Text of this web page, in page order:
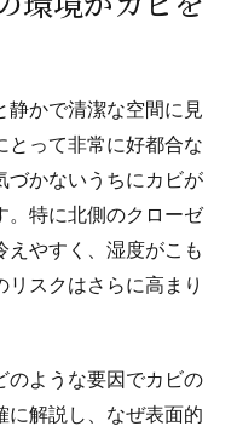
静かで清潔な空間に見
とって非常に好都合な
づかないうちにカビが
。特に北側のクローゼ
えやすく、湿度がこも
リスクはさらに高まり
のような要因でカビの
に解説し、なぜ表面的